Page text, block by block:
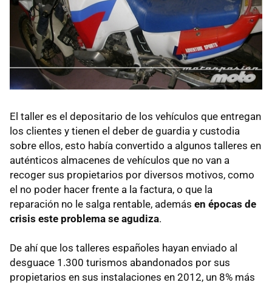
El taller es el depositario de los vehículos que entregan
los clientes y tienen el deber de guardia y custodia
sobre ellos, esto había convertido a algunos talleres en
auténticos almacenes de vehículos que no van a
recoger sus propietarios por diversos motivos, como
el no poder hacer frente a la factura, o que la
reparación no le salga rentable, además en épocas de
crisis este problema se agudiza.
De ahí que los talleres españoles hayan enviado al
desguace 1.300 turismos abandonados por sus
propietarios en sus instalaciones en 2012, un 8% más